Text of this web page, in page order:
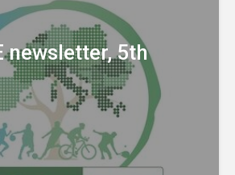
newsletter, 5th